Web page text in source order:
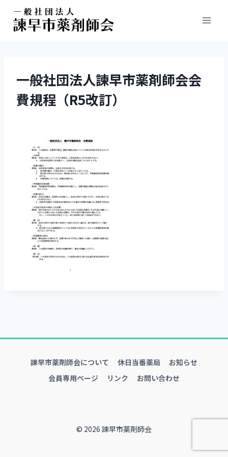
一般社団法人諫早市薬剤師会会
費規程（R5改訂）
諫早市薬剤師会について 休日当番薬局
お知らせ
会員専用ページ
リンク お問い合わせ
© 2026 諫早市薬剤師会